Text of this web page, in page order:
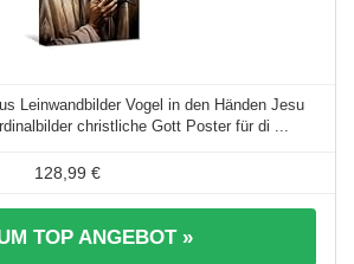
Leinwandbilder Vogel in den Händen Jesu
christliche Gott Poster für di ...
128,99 €
TOP ANGEBOT »